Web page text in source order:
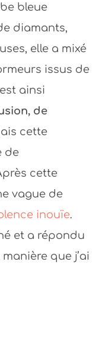
bleue
diamants,
elle a mixé
issus de
ainsi
de
cette
de
cette
vague de
inouïe.
et a répondu
que j’ai